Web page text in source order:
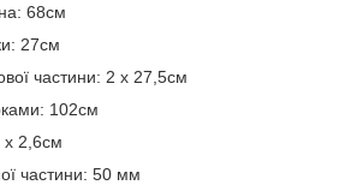
68см
27см
частини: 2 х 27,5см
102см
х 2,6см
частини: 50 мм